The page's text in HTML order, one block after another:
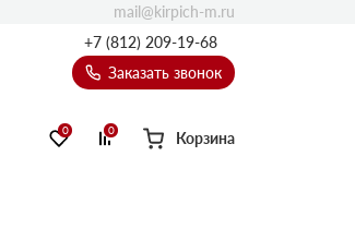
+7 (812) 209-19-68
Заказать звонок
0 0 Корзина
mail@kirpich-m.ru